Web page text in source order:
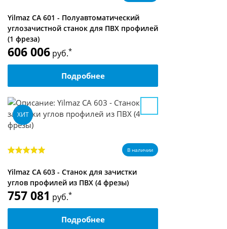
Yilmaz CA 601 - Полуавтоматический
углозачистной станок для ПВХ профилей
(1 фреза)
606 006 руб.*
Подробнее
ХИТ
В наличии
Yilmaz CA 603 - Станок для зачистки
углов профилей из ПВХ (4 фрезы)
757 081 руб.*
Подробнее